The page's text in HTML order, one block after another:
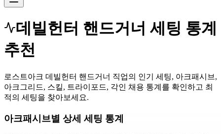
데빌헌터 핸드거너 세팅 통계
추천
로스트아크 데빌헌터 핸드거너 직업의 인기 세팅, 아크패시브,
아크그리드, 스킬, 트라이포드, 각인 채용 통계를 확인하고 최
적의 세팅을 찾아보세요.
아크패시브별 상세 세팅 통계